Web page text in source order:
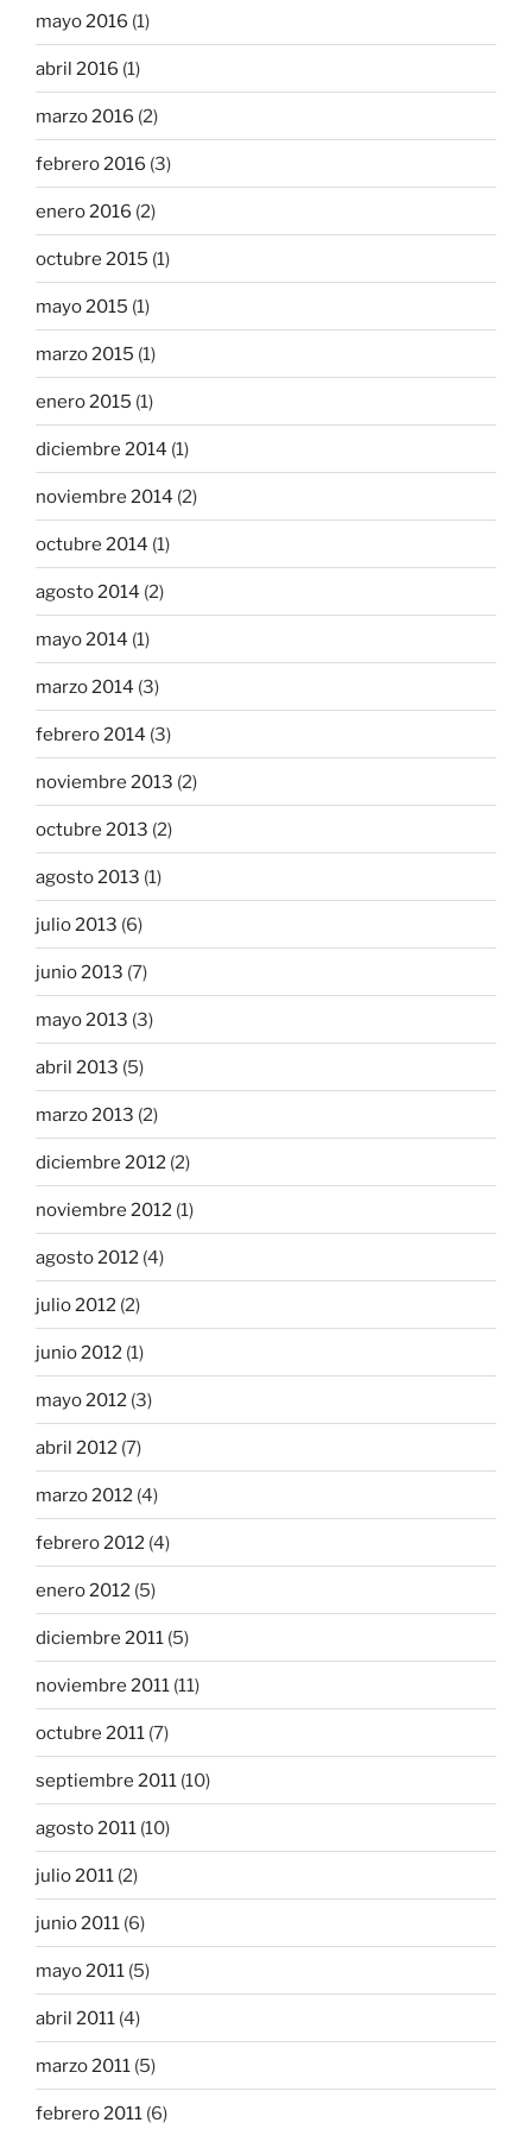
mayo 2016 (1)
abril 2016 (1)
marzo 2016 (2)
febrero 2016 (3)
enero 2016 (2)
octubre 2015 (1)
mayo 2015 (1)
marzo 2015 (1)
enero 2015 (1)
diciembre 2014 (1)
noviembre 2014 (2)
octubre 2014 (1)
agosto 2014 (2)
mayo 2014 (1)
marzo 2014 (3)
febrero 2014 (3)
noviembre 2013 (2)
octubre 2013 (2)
agosto 2013 (1)
julio 2013 (6)
junio 2013 (7)
mayo 2013 (3)
abril 2013 (5)
marzo 2013 (2)
diciembre 2012 (2)
noviembre 2012 (1)
agosto 2012 (4)
julio 2012 (2)
junio 2012 (1)
mayo 2012 (3)
abril 2012 (7)
marzo 2012 (4)
febrero 2012 (4)
enero 2012 (5)
diciembre 2011 (5)
noviembre 2011 (11)
octubre 2011 (7)
septiembre 2011 (10)
agosto 2011 (10)
julio 2011 (2)
junio 2011 (6)
mayo 2011 (5)
abril 2011 (4)
marzo 2011 (5)
febrero 2011 (6)